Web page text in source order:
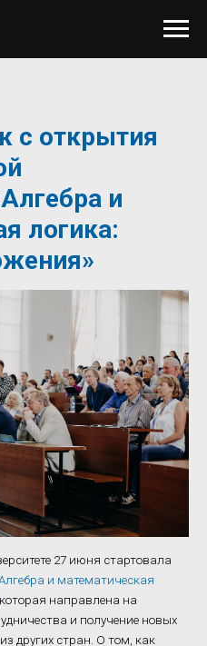
с открытия
и
логика:
27 июня стартовала
и математическая
, которая направлена на
и получение новых
других стран. О том, как